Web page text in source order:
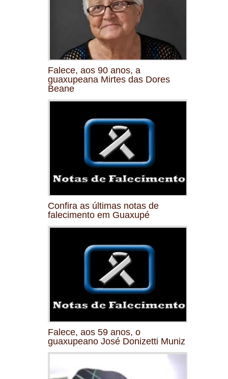
Falece, aos 90 anos, a
guaxupeana Mirtes das Dores
Beane
Confira as últimas notas de
falecimento em Guaxupé
Falece, aos 59 anos, o
guaxupeano José Donizetti Muniz